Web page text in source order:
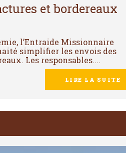
et bordereaux
l’Entraide Missionnaire
simplifier les envois des
​Les responsables....
LIRE LA SUITE